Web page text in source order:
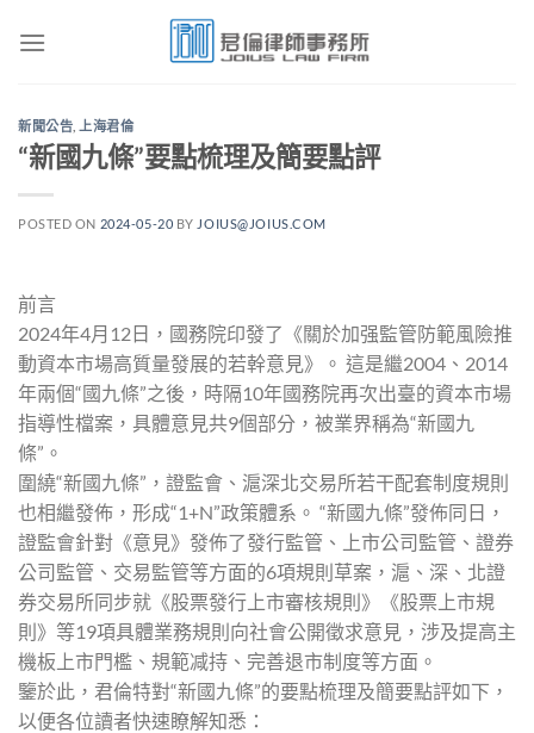
新聞公告 上海君倫
“新國九條”要點梳理及簡要點評
POSTED ON 2024-05-20 BY JOIUS@JOIUS.COM
前言
2024年4月12日，國務院印發了《關於加强監管防範風險推
動資本市場高質量發展的若幹意見》。 這是繼2004、2014
年兩個“國九條”之後，時隔10年國務院再次出臺的資本市場
指導性檔案，具體意見共9個部分，被業界稱為“新國九
條”。
圍繞“新國九條”，證監會、滬深北交易所若干配套制度規則
也相繼發佈，形成“1+N”政策體系。 “新國九條”發佈同日，
證監會針對《意見》發佈了發行監管、上市公司監管、證券
公司監管、交易監管等方面的6項規則草案，滬、深、北證
券交易所同步就《股票發行上市審核規則》《股票上市規
則》等19項具體業務規則向社會公開徵求意見，涉及提高主
機板上市門檻、規範减持、完善退市制度等方面。
鑒於此，君倫特對“新國九條”的要點梳理及簡要點評如下，
以便各位讀者快速瞭解知悉：